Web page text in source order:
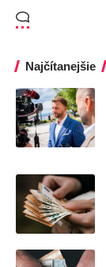
Najčítanejšie